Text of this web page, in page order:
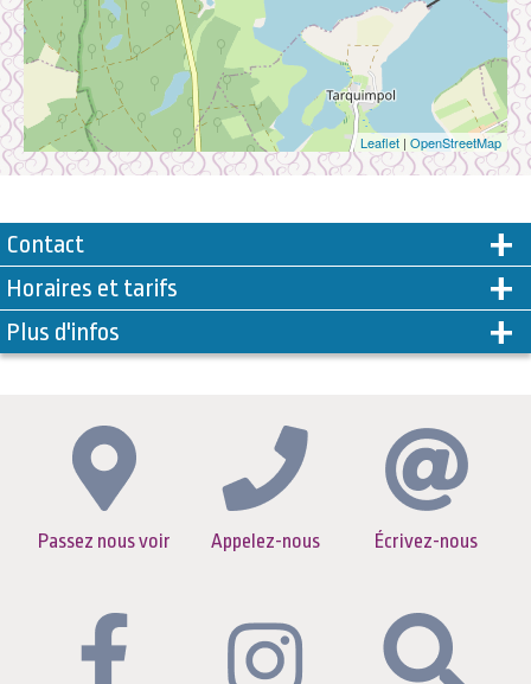
Leaflet | OpenStreetMap
Contact
Horaires et tarifs
Plus d'infos
Passez nous voir Appelez-nous Écrivez-nous